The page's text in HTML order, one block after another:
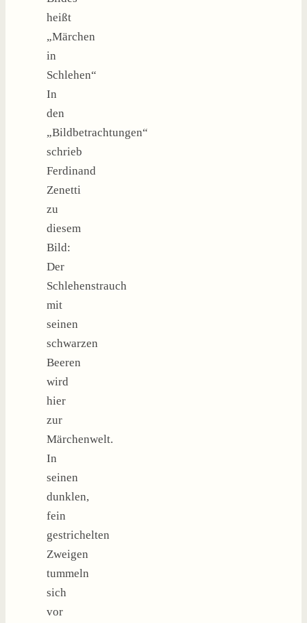
heißt
„Märchen
in
Schlehen“
In
den
„Bildbetrachtungen“
schrieb
Ferdinand
Zenetti
zu
diesem
Bild:
Der
Schlehenstrauch
mit
seinen
schwarzen
Beeren
wird
hier
zur
Märchenwelt.
In
seinen
dunklen,
fein
gestrichelten
Zweigen
tummeln
sich
vor